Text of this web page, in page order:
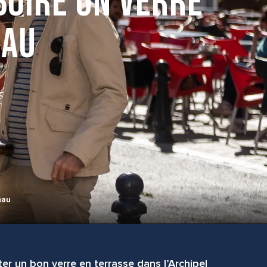
un bon verre en terrasse dans l’Archipel